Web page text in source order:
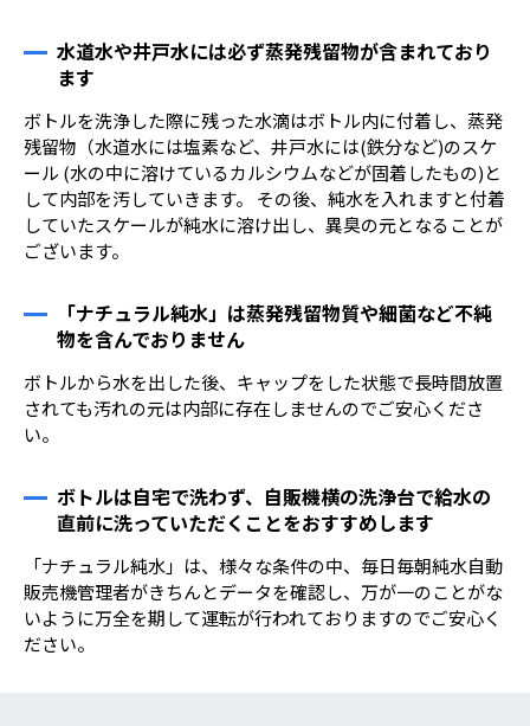
水道水や井戸水には必ず蒸発残留物が含まれており
ます
ボトルを洗浄した際に残った水滴はボトル内に付着し、蒸発
残留物（水道水には塩素など、井戸水には(鉄分など)のスケ
ール (水の中に溶けているカルシウムなどが固着したもの)と
して内部を汚していきます。 その後、純水を入れますと付着
していたスケールが純水に溶け出し、異臭の元となることが
ございます。
「ナチュラル純水」は蒸発残留物質や細菌など不純
物を含んでおりません
ボトルから水を出した後、キャップをした状態で長時間放置
されても汚れの元は内部に存在しませんのでご安心くださ
い。
ボトルは自宅で洗わず、自販機横の洗浄台で給水の
直前に洗っていただくことをおすすめします
「ナチュラル純水」は、様々な条件の中、毎日毎朝純水自動
販売機管理者がきちんとデータを確認し、万が一のことがな
いように万全を期して運転が行われておりますのでご安心く
ださい。